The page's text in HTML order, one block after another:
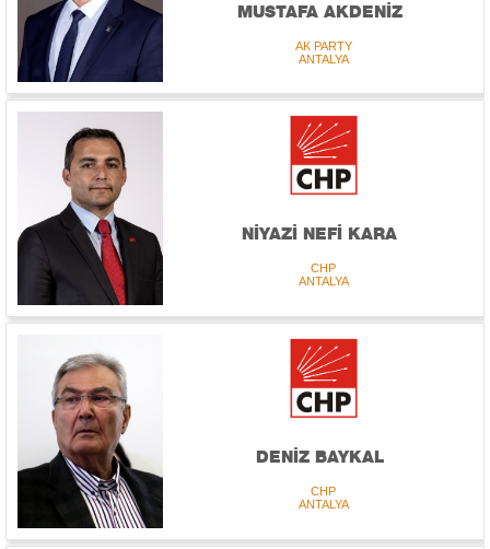
MUSTAFA AKDENİZ
AK PARTY
ANTALYA
NİYAZİ NEFİ KARA
CHP
ANTALYA
DENİZ BAYKAL
CHP
ANTALYA